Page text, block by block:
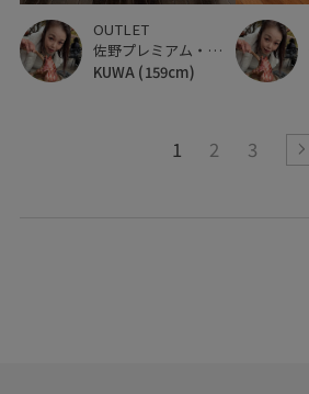
OUTLET
佐野プレミアム・アウトレット
KUWA (159cm)
1 2 3